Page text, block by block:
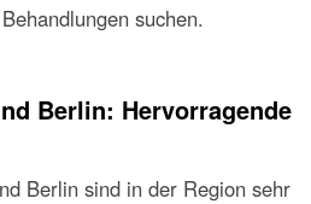
suchen.
Berlin: Hervorragende
Berlin sind in der Region sehr